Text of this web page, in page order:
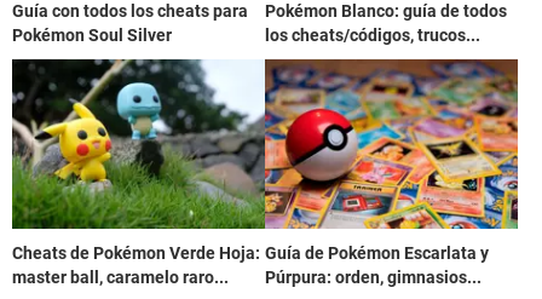
Guía con todos los cheats para
Pokémon Soul Silver
Pokémon Blanco: guía de todos
los cheats/códigos, trucos...
Cheats de Pokémon Verde Hoja:
master ball, caramelo raro...
Guía de Pokémon Escarlata y
Púrpura: orden, gimnasios...